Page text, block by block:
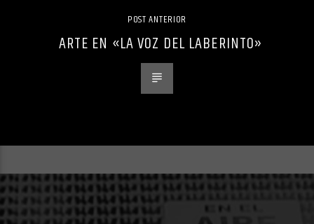
POST ANTERIOR
ARTE EN «LA VOZ DEL LABERINTO»